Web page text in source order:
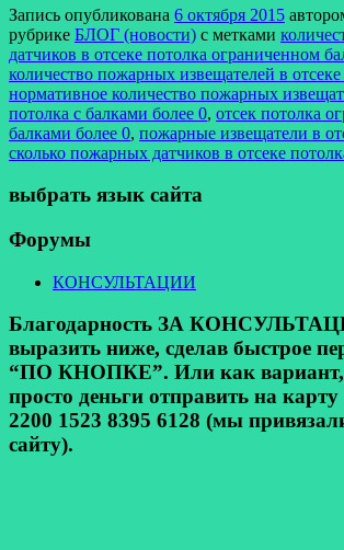
Запись опубликована 6 октября 2015
рубрике БЛОГ (новости) с метками
датчиков в отсеке потолка ограниченном
количество пожарных извещателей в отсеке
нормативное количество пожарных
потолка с балками более 0, отсек потолка
балками более 0, пожарные извещатели в
сколько пожарных датчиков в отсеке
выбрать язык сайта
Форумы
КОНСУЛЬТАЦИИ
Благодарность ЗА
выразить ниже, сделав быстрое
“ПО КНОПКЕ”. Или как
просто деньги отправить на
2200 1523 8395 6128 (мы
сайту).